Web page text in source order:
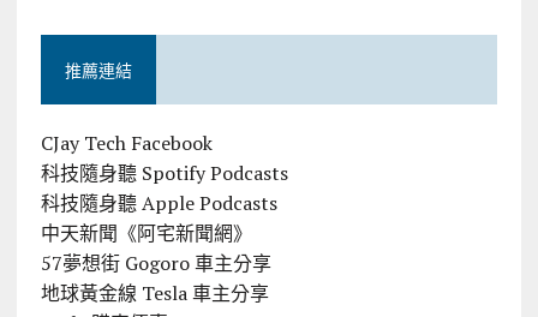
推薦連結
CJay Tech Facebook
科技隨身聽 Spotify Podcasts
科技隨身聽 Apple Podcasts
中天新聞《阿宅新聞網》
57夢想街 Gogoro 車主分享
地球黃金線 Tesla 車主分享